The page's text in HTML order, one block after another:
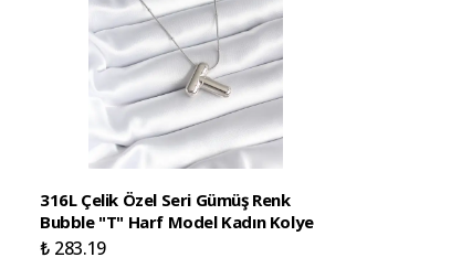
316L Çelik Özel Seri Gümüş Renk
Bubble "T" Harf Model Kadın Kolye
₺ 283.19